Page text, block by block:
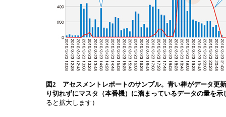
図2 アセスメントレポートのサンプル。青い棒がデータ更
り切れずにマスタ（本番機）に溜まっているデータの量を示
ると拡大します）